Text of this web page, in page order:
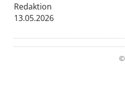
Redaktion
13.05.2026
©